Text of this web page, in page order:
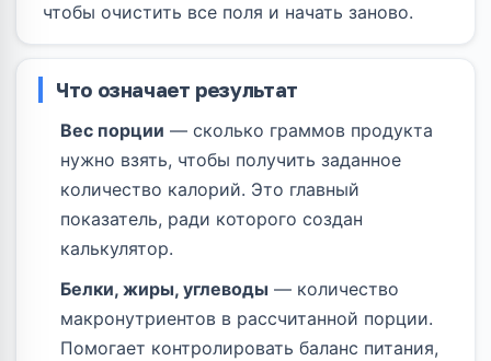
чтобы очистить все поля и начать заново.
Что означает результат
Вес порции — сколько граммов продукта
нужно взять, чтобы получить заданное
количество калорий. Это главный
показатель, ради которого создан
калькулятор.
Белки, жиры, углеводы — количество
макронутриентов в рассчитанной порции.
Помогает контролировать баланс питания,